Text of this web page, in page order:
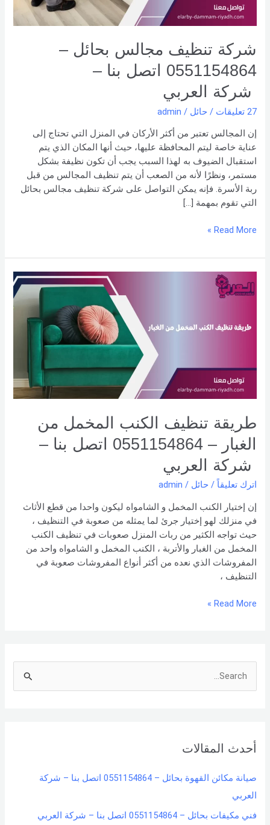
شركة تنظيف مجالس بحائل –
0551154864 اتصل بنا –
شركة العربي
27 تعليقات / حائل /
admin
إن المجالس تعتبر من أكثر الأركان في المنزل التي تحتاج إلى
عناية خاصة ليتم المحافظة عليها، حيث أنها المكان الذي يتم
استقبال الضيوف به لهذا السبب يجب أن تكون نظيفة بشكل
مستمر، ونظرًا لأنه من الصعب أن يتم تنظيف المجالس من قبل
ربة الأسرة. فإنه يمكن التواصل على شركة تنظيف مجالس بحائل
التي تقوم بمهمة […]
شركة العربي
Read More »
طريقة تنظيف الكنب المخمل من
الغبار – 0551154864 اتصل بنا –
شركة العربي
اترك تعليقاً / حائل /
admin
إن إختيار الكنب المخمل و الشامواه ليكون واحدا من قطع الأثاث
في منزلك لهو إختيار جرئ لما يمثله من صعوبة في التنظيف ،
حيث تواجه الكثير من ربات المنزل صعوبات في تنظيف الكنب
المخمل من الغبار والأتربة ، الكنب المخمل و الشامواه واحد من
المفروشات الذي نعده من أكثر أنواع المفروشات صعوبة في
التنظيف ،
تنظيف
من
0551154864
اتصل
بنا –
شركة العربي
Read More »
c
f
o
r
أحدث المقالات
صيانة مكائن القهوة بحائل – 0551154864 اتصل بنا – شركة
العربي
فني مكيفات بحائل – 0551154864 اتصل بنا – شركة العربي